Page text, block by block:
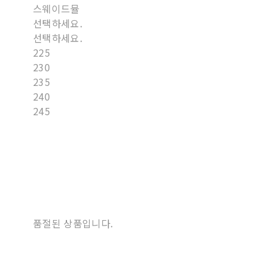
스웨이드뮬
선택하세요.
선택하세요.
225
230
235
240
245
품절된 상품입니다.